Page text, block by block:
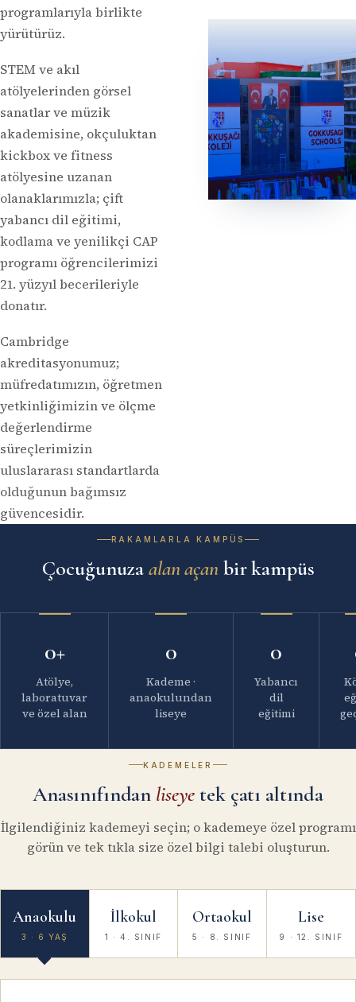
programlarıyla birlikte
yürütürüz.
STEM ve akıl
atölyelerinden görsel
sanatlar ve müzik
akademisine, okçuluktan
kickbox ve fitness
atölyesine uzanan
olanaklarımızla; çift
yabancı dil eğitimi,
kodlama ve yenilikçi CAP
programı öğrencilerimizi
21. yüzyıl becerileriyle
donatır.
Cambridge
akreditasyonumuz;
müfredatımızın, öğretmen
yetkinliğimizin ve ölçme
değerlendirme
süreçlerimizin
uluslararası standartlarda
olduğunun bağımsız
güvencesidir.
RAKAMLARLA KAMPÜS
Çocuğunuzaalan açanbir kampüs
0+
Atölye,
laboratuvar
ve özel alan
0
Kademe ·
anaokulundan
liseye
0
Yabancı
dil
eğitimi
KADEMELER
Anasınıfından liseyetek çatı altında
İlgilendiğiniz kademeyi seçin; o kademeye özel programı
görün ve tek tıkla size özel bilgi talebi oluşturun.
Anaokulu
3 · 6 YAŞ
İlkokul
1 · 4. SINIF
Ortaokul
5 · 8. SINIF
Lise
9 · 12. SINIF